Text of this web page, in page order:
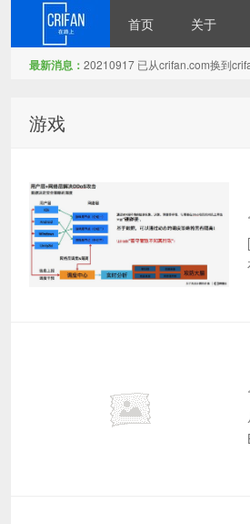
首页 关于
最新消息： 20210917 已从crifan.com换到
游戏